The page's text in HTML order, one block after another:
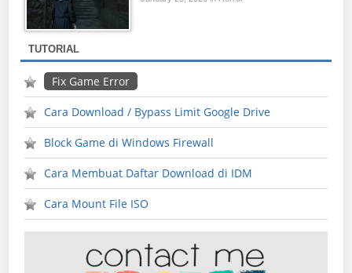
TUTORIAL
Fix Game Error
Cara Download / Bypass Limit Google Drive
Block Game di Windows Firewall
Cara Membuat Daftar Download di IDM
Cara Mount File ISO